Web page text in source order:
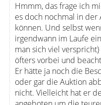
Hmmm, das frage ich
es doch nochmal in
können. Und selbst
irgendwann im Laufe
man sich viel
öfters vorbei und
Er hätte ja noch die
oder gar die Auktion
nicht. Vielleicht hat er